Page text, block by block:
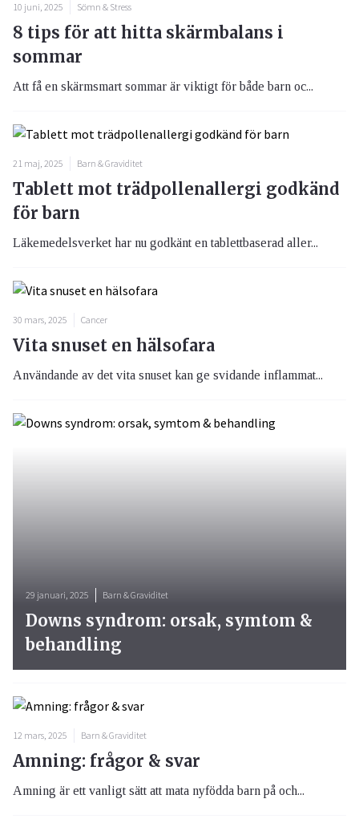
10 juni, 2025 Sömn & Stress
8 tips för att hitta skärmbalans i
sommar
Att få en skärmsmart sommar är viktigt för både barn oc...
21 maj, 2025 Barn & Graviditet
Tablett mot trädpollenallergi godkänd
för barn
Läkemedelsverket har nu godkänt en tablettbaserad aller...
30 mars, 2025 Cancer
Vita snuset en hälsofara
Användande av det vita snuset kan ge svidande inflammat...
12 mars, 2025 Barn & Graviditet
Amning: frågor & svar
Amning är ett vanligt sätt att mata nyfödda barn på och...
29 januari, 2025 Barn & Graviditet
Downs syndrom: orsak, symtom &
behandling